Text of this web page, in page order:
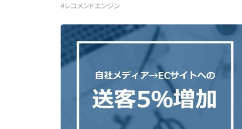
#レコメンドエンジン